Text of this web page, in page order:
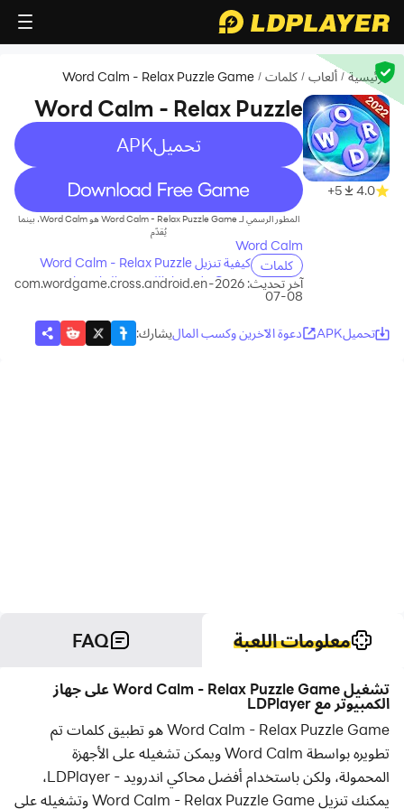
الرئيسية / ألعاب / كلمات /
Word Calm - Relax Puzzle Game
4.0
5+
Word Calm - Relax Puzzle
Game
تحميلAPK
recommend
المطور الرسمي لـ Word Calm - Relax Puzzle Game هو Word Calm، بينما
يُقدّم
Word Calm
كلمات
كيفية تنزيل Word Calm - Relax Puzzle
Game على جهاز الكمبيوتر الخاص بكآخر تحديث: 2026-
08-07
com.wordgame.cross.android.en
تحميلAPK دعوة الآخرين وكسب الماليشارك:
معلومات اللعبة FAQ
تشغيل Word Calm - Relax Puzzle Game على جهاز
الكمبيوتر مع LDPlayer
Word Calm - Relax Puzzle Game هو تطبيق كلمات تم
تطويره بواسطة Word Calm ويمكن تشغيله على الأجهزة
المحمولة، ولكن باستخدام أفضل محاكي اندرويد - LDPlayer،
يمكنك تنزيل Word Calm - Relax Puzzle Game وتشغيله على